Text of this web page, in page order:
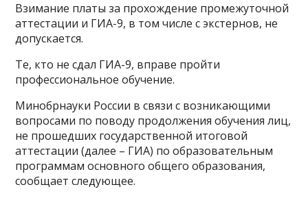
Взимание платы за прохождение промежуточной
аттестации и ГИА-9, в том числе с экстернов, не
допускается.
Те, кто не сдал ГИА-9, вправе пройти
профессиональное обучение.
Минобрнауки России в связи с возникающими
вопросами по поводу продолжения обучения лиц,
не прошедших государственной итоговой
аттестации (далее – ГИА) по образовательным
программам основного общего образования,
сообщает следующее.